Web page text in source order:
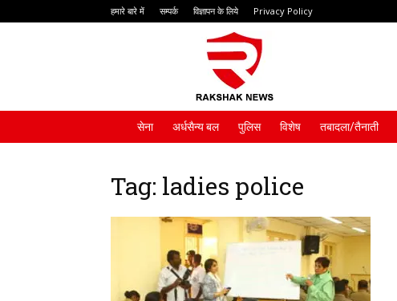
हमारे बारे में सम्पर्क विज्ञापन के लिये Privacy Policy
सेना अर्धसैन्य बल पुलिस विशेष तबादला/तैनाती
Tag: ladies police